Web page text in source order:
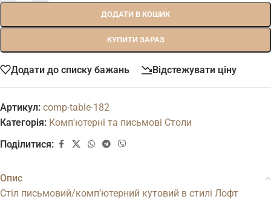
ДОДАТИ В КОШИК
КУПИТИ ЗАРАЗ
Додати до списку бажань Відстежувати ціну
Артикул: comp-table-182
Категорія: Комп'ютерні та письмові Столи
Поділитися:
Опис
Стіл письмовий/комп’ютерний кутовий в стилі Лофт